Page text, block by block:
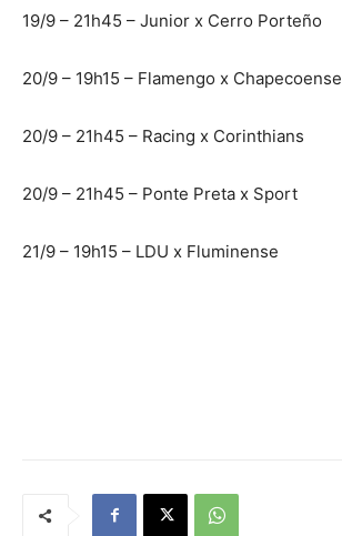
19/9 – 21h45 – Junior x Cerro Porteño
20/9 – 19h15 – Flamengo x Chapecoense
20/9 – 21h45 – Racing x Corinthians
20/9 – 21h45 – Ponte Preta x Sport
21/9 – 19h15 – LDU x Fluminense